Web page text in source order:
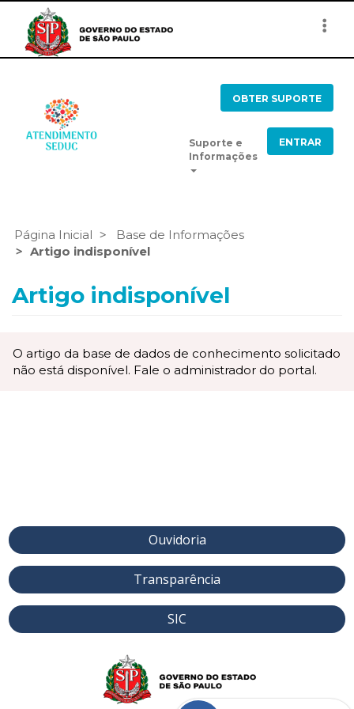
OBTER SUPORTE
Suporte e
Informações
ENTRAR
Página Inicial
Base de Informações
Artigo indisponível
Artigo indisponível
O artigo da base de dados de conhecimento solicitado
não está disponível. Fale o administrador do portal.
Ouvidoria
Transparência
SIC